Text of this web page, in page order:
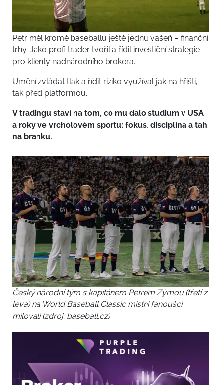
Petr měl kromě baseballu ještě jednu vášeň – finanční
trhy. Jako profi trader tvořil a řídil investiční strategie
pro klienty nadnárodního brokera.
Umění zvládat tlak a řídit riziko využíval jak na hřišti,
tak před platformou.
V tradingu staví na tom, co mu dalo studium v USA
a roky ve vrcholovém sportu: fokus, disciplína a tah
na branku.
Český národní tým s kapitánem Petrem Zýmou (třetí z
leva) na World Baseball Classic místní fanoušci
milovali (zdroj: baseball.cz)